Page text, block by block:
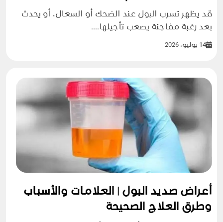
قد يظهر تسرب البول عند الضحك أو السعال، أو يحدث
بعد رغبة مفاجئة يصعب تأجيلها....
14 يوليو، 2026
أعراض صديد البول | العلامات والأسباب
وطرق العلاج الصحيحة